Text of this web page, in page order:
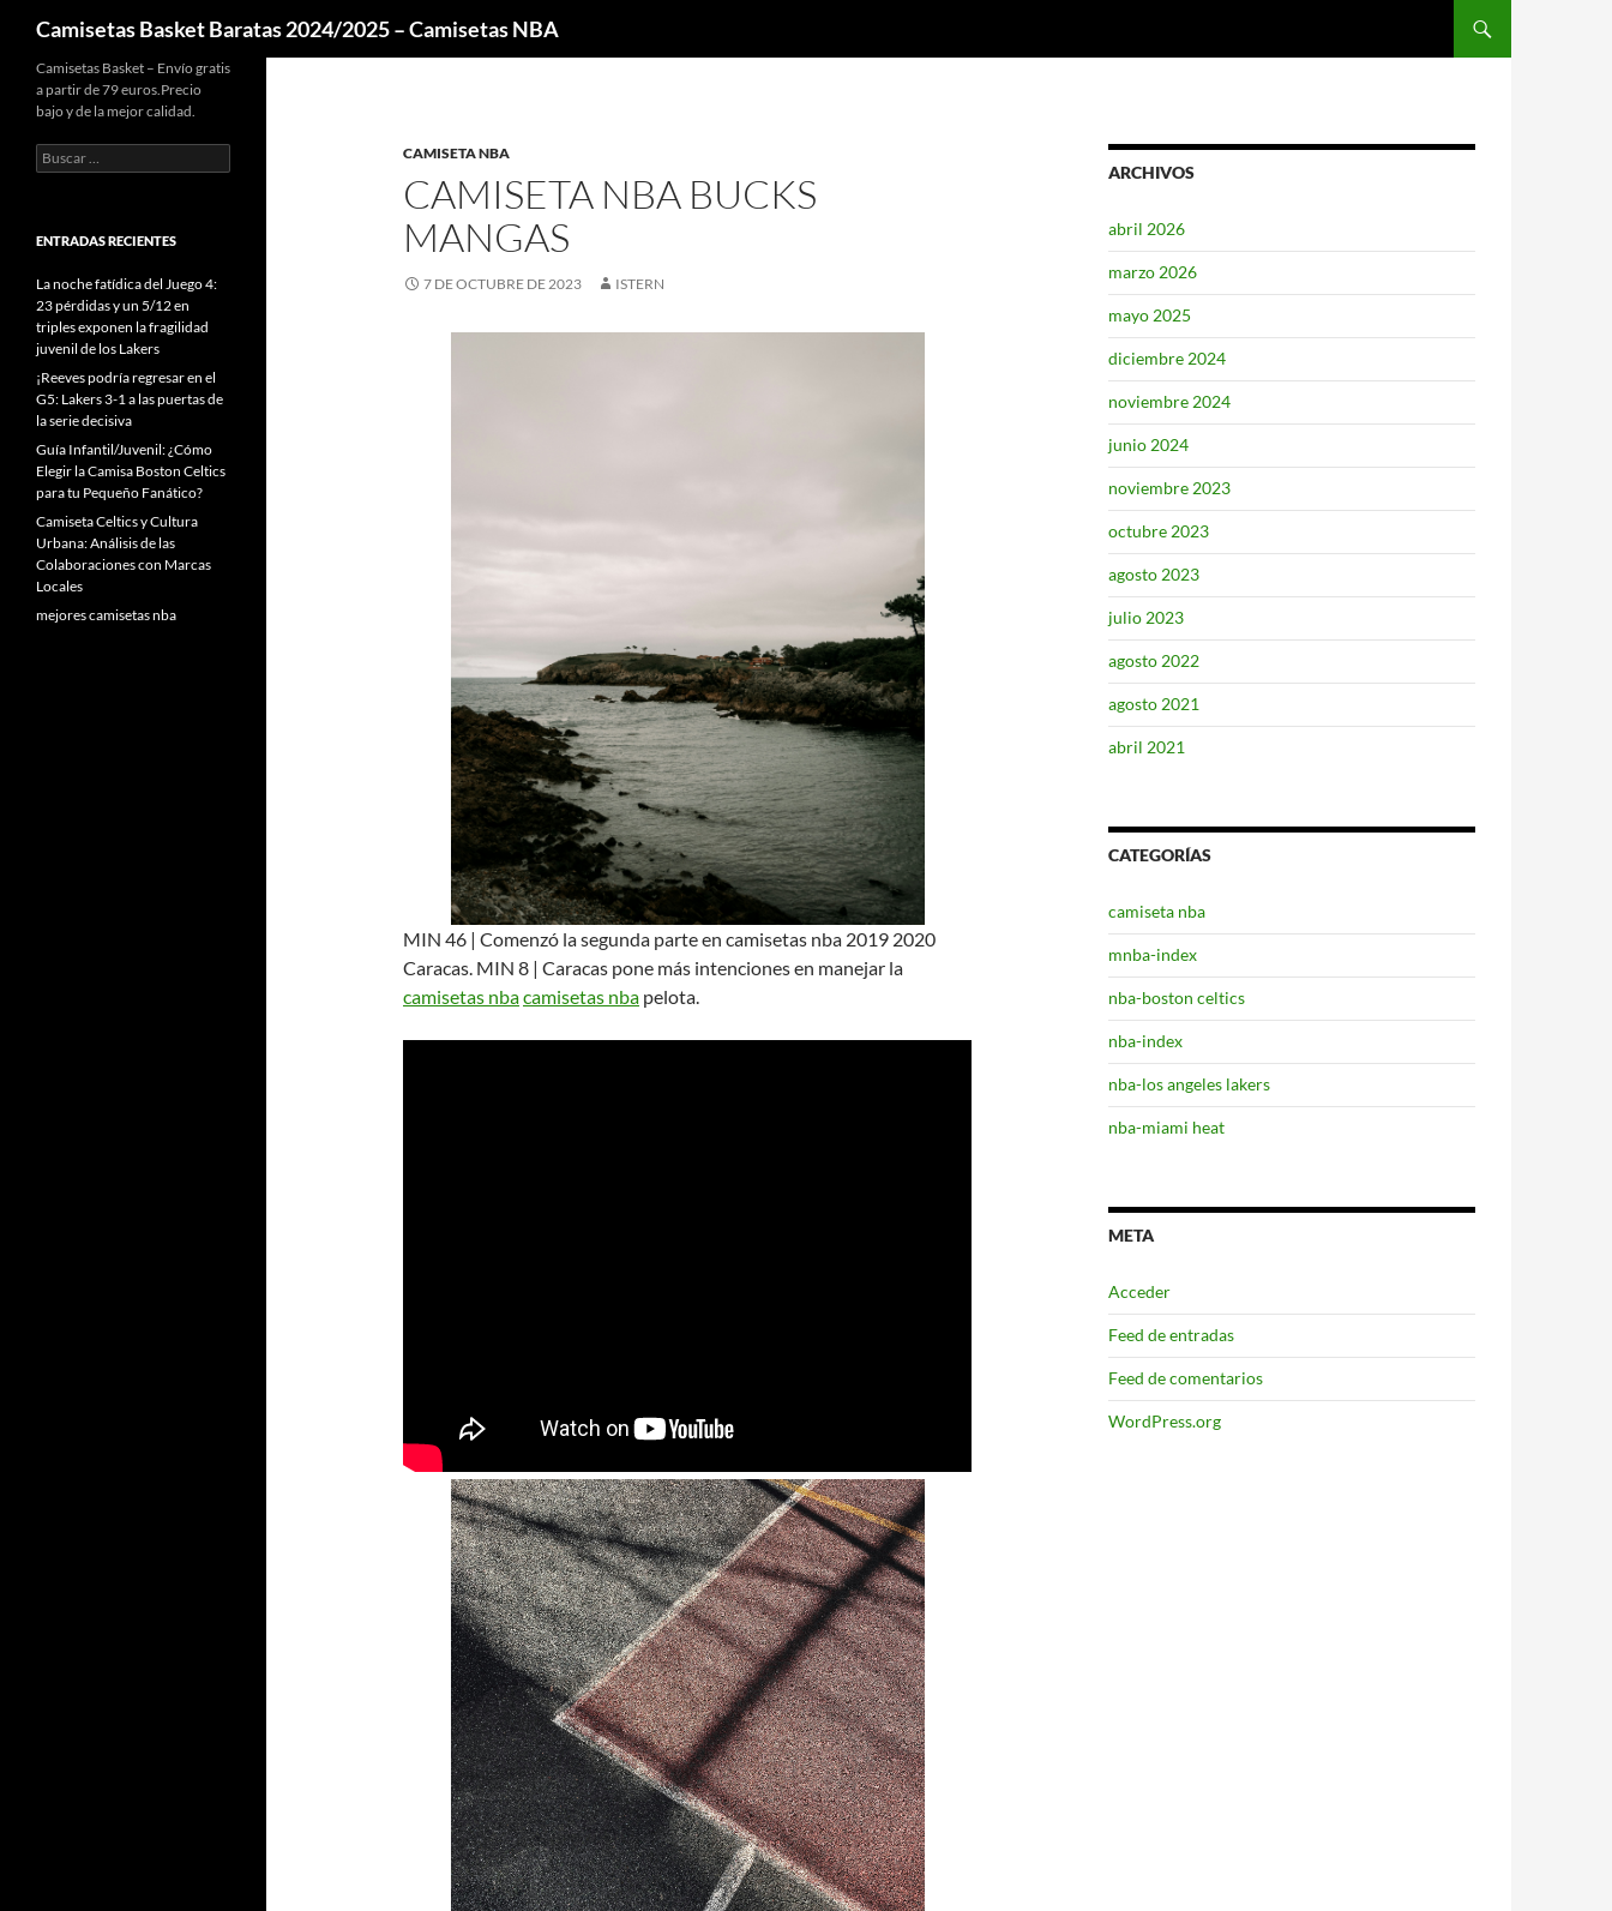
Camisetas Basket Baratas 2024/2025 – Camisetas NBA
CAMISETA NBA
CAMISETA NBA BUCKS
MANGAS
7 DE OCTUBRE DE 2023 ISTERN
MIN 46 | Comenzó la segunda parte en camisetas nba 2019 2020
Caracas. MIN 8 | Caracas pone más intenciones en manejar la
camisetas nbacamisetas nba pelota.
ARCHIVOS
abril 2026
marzo 2026
mayo 2025
diciembre 2024
noviembre 2024
junio 2024
noviembre 2023
octubre 2023
agosto 2023
julio 2023
agosto 2022
agosto 2021
abril 2021
CATEGORÍAS
camiseta nba
mnba-index
nba-boston celtics
nba-index
nba-los angeles lakers
nba-miami heat
META
Acceder
Feed de entradas
Feed de comentarios
WordPress.org
Camisetas Basket – Envío gratis
a partir de 79 euros.Precio
bajo y de la mejor calidad.
Buscar:
ENTRADAS RECIENTES
La noche fatídica del Juego 4:
23 pérdidas y un 5/12 en
triples exponen la fragilidad
juvenil de los Lakers
¡Reeves podría regresar en el
G5: Lakers 3-1 a las puertas de
la serie decisiva
Guía Infantil/Juvenil: ¿Cómo
Elegir la Camisa Boston Celtics
para tu Pequeño Fanático?
Camiseta Celtics y Cultura
Urbana: Análisis de las
Colaboraciones con Marcas
Locales
mejores camisetas nba